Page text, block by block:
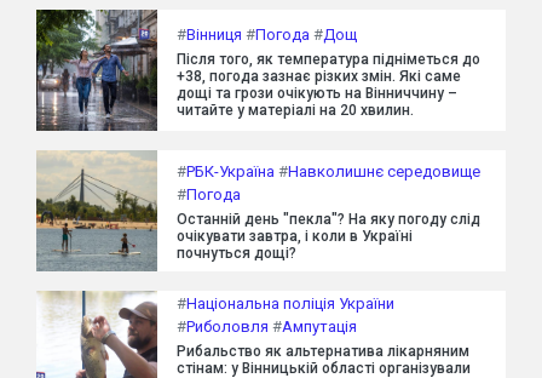
#Вінниця #Погода #Дощ
Після того, як температура підніметься до
+38, погода зазнає різких змін. Які саме
дощі та грози очікують на Вінниччину –
читайте у матеріалі на 20 хвилин.
#РБК-Україна #Навколишнє середовище
#Погода
Останній день "пекла"? На яку погоду слід
очікувати завтра, і коли в Україні
почнуться дощі?
#Національна поліція України
#Риболовля #Ампутація
Рибальство як альтернатива лікарняним
стінам: у Вінницькій області організували